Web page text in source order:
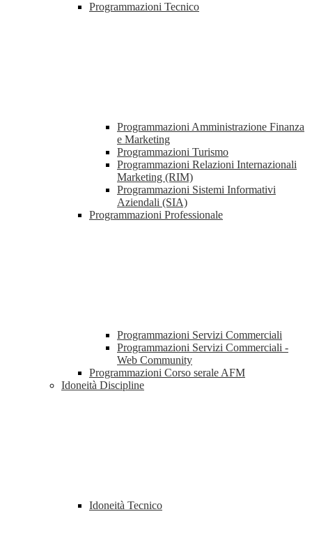
Programmazioni Tecnico
Programmazioni Amministrazione Finanza
e Marketing
Programmazioni Turismo
Programmazioni Relazioni Internazionali
Marketing (RIM)
Programmazioni Sistemi Informativi
Aziendali (SIA)
Programmazioni Professionale
Programmazioni Servizi Commerciali
Programmazioni Servizi Commerciali -
Web Community
Programmazioni Corso serale AFM
Idoneità Discipline
Idoneità Tecnico